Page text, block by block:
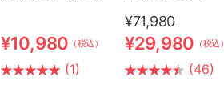
¥10,980 （税込）
(1)
¥71,980
¥29,980 （税込）
(46)